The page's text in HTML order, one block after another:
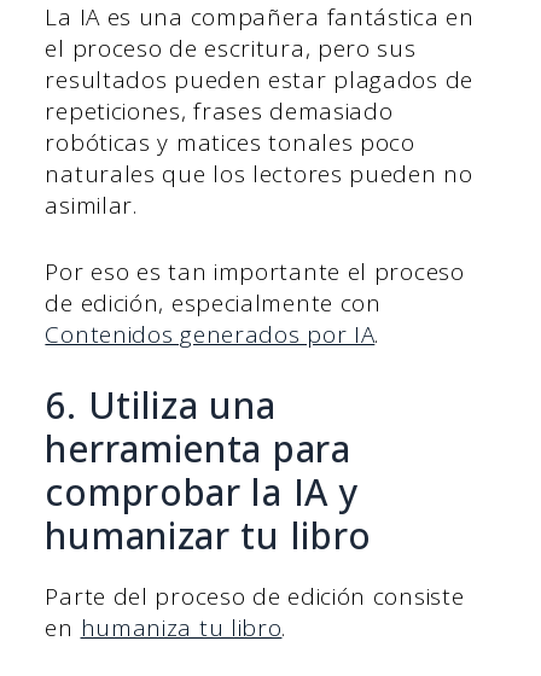
La IA es una compañera fantástica en
el proceso de escritura, pero sus
resultados pueden estar plagados de
repeticiones, frases demasiado
robóticas y matices tonales poco
naturales que los lectores pueden no
asimilar.
Por eso es tan importante el proceso
de edición, especialmente con
Contenidos generados por IA.
6. Utiliza una
herramienta para
comprobar la IA y
humanizar tu libro
Parte del proceso de edición consiste
en humaniza tu libro.